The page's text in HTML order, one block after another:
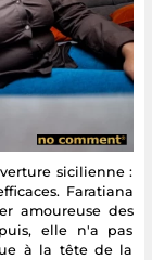
sicilienne :
Faratiana
amoureuse des
elle n'a pas
à la tête de la